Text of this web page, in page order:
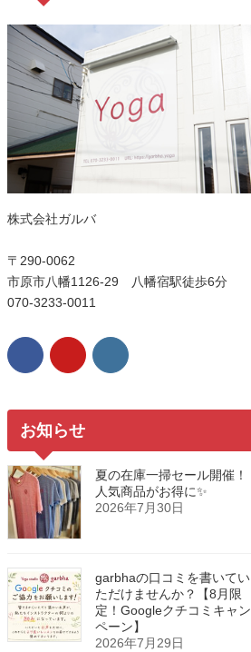
株式会社ガルバ
〒290-0062
市原市八幡1126-29 八幡宿駅徒歩6分
070-3233-0011
お知らせ
夏の在庫一掃セール開催！
人気商品がお得に✨
2026年7月30日
garbhaの口コミを書いてい
ただけませんか？【8月限
定！Googleクチコミキャン
ペーン】
2026年7月29日